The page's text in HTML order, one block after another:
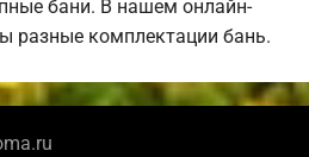
бани. В нашем онлайн-
разные комплектации бань.